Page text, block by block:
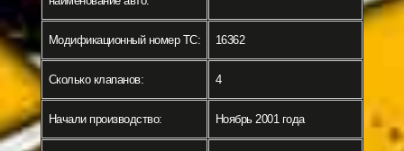
Модификационный номер ТС: 16362
Сколько клапанов: 4
Начали производство: Ноябрь 2001 года